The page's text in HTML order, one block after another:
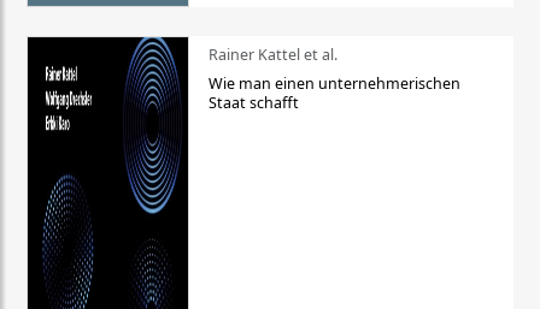
Rainer Kattel et al.
Wie man einen unternehmerischen
Staat schafft